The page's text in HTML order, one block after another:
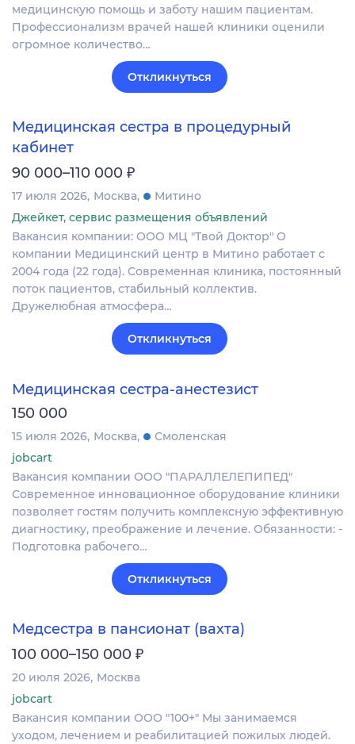
медицинскую помощь и заботу нашим пациентам.
Профессионализм врачей нашей клиники оценили
огромное количество…
Откликнуться
Медицинская сестра в процедурный
кабинет
90 000–110 000 ₽
17 июля 2026 Москва
Митино
Джейкет, сервис размещения объявлений
Вакансия компании: ООО МЦ "Твой Доктор" О
компании Медицинский центр в Митино работает с
2004 года (22 года). Современная клиника, постоянный
поток пациентов, стабильный коллектив.
Дружелюбная атмосфера…
Откликнуться
Медицинская сестра-анестезист
150 000
15 июля 2026 Москва
Смоленская
jobcart
Вакансия компании ООО "ПАРАЛЛЕЛЕПИПЕД"
Современное инновационное оборудование клиники
позволяет гостям получить комплексную эффективную
диагностику, преображение и лечение. Обязанности: -
Подготовка рабочего…
Откликнуться
Медсестра в пансионат (вахта)
100 000–150 000 ₽
20 июля 2026 Москва
jobcart
Вакансия компании ООО "100+" Мы занимаемся
уходом, лечением и реабилитацией пожилых людей.